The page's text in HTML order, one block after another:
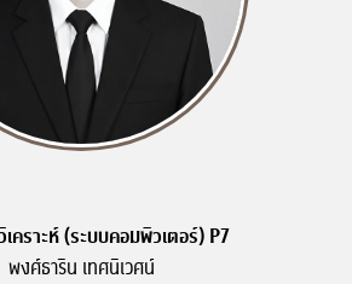
เคราะห์ (ระบบคอมพิวเตอร์) P7
พงศ์ธาริน เทศนิเวศน์